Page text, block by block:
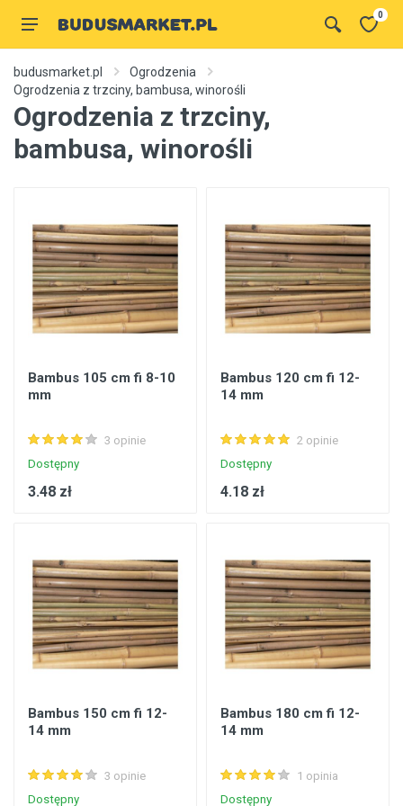
0
budusmarket.pl
Ogrodzenia
Ogrodzenia z trzciny, bambusa, winorośli
Ogrodzenia z trzciny,
bambusa, winorośli
Bambus 105 cm fi 8-10
mm
3 opinie
Dostępny
3.48 zł
Bambus 120 cm fi 12-
14 mm
2 opinie
Dostępny
4.18 zł
Bambus 150 cm fi 12-
14 mm
3 opinie
Dostępny
Bambus 180 cm fi 12-
14 mm
1 opinia
Dostępny